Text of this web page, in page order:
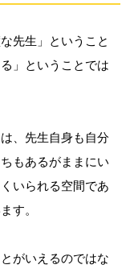
先生」ということ
」ということでは
、先生自身も自分
もあるがままにい
いられる空間であ
す。
がいえるのではな